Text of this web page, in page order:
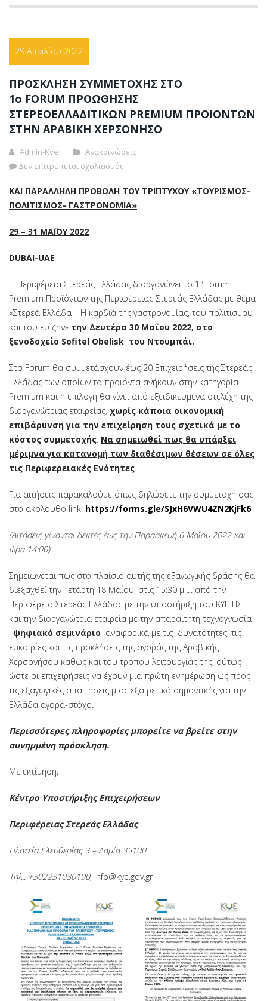
29 Απριλίου 2022
ΠΡΟΣΚΛΗΣΗ ΣΥΜΜΕΤΟΧΗΣ ΣΤΟ
1ο FORUM ΠΡΟΩΘΗΣΗΣ
ΣΤΕΡΕΟΕΛΛΑΔΙΤΙΚΩΝ PREMIUM ΠΡΟΙΟΝΤΩΝ
ΣΤΗΝ ΑΡΑΒΙΚΗ ΧΕΡΣΟΝΗΣΟ
Admin-Kye
Ανακοινώσεις
Δεν επιτρέπεται σχολιασμός
ΚΑΙ ΠΑΡΑΛΛΗΛΗ ΠΡΟΒΟΛΗ ΤΟΥ ΤΡΙΠΤΥΧΟΥ «ΤΟΥΡΙΣΜΟΣ-
ΠΟΛΙΤΙΣΜΟΣ- ΓΑΣΤΡΟΝΟΜΙΑ»
29 – 31 ΜΑΪΟΥ 2022
DUBAI-UAE
Η Περιφέρεια Στερεάς Ελλάδας διοργανώνει το 1 ο Forum
Premium Προϊόντων της Περιφέρειας Στερεάς Ελλάδας με θέμα
«Στερεά Ελλάδα – Η καρδιά της γαστρονομίας, του πολιτισμού
και του ευ ζην» την Δευτέρα 30 Μαΐου 2022, στο
ξενοδοχείο Sofitel Obelisk του Ντουμπάι.
Στο Forum θα συμμετάσχουν έως 20 Επιχειρήσεις της Στερεάς
Ελλάδας των οποίων τα προϊόντα ανήκουν στην κατηγορία
Premium και η επιλογή θα γίνει από εξειδικευμένα στελέχη της
διοργανώτριας εταιρείας, χωρίς κάποια οικονομική
επιβάρυνση για την επιχείρηση τους σχετικά με το
κόστος συμμετοχής. Να σημειωθεί πως θα υπάρξει
μέριμνα για κατανομή των διαθέσιμων θέσεων σε όλες
τις Περιφερειακές Ενότητες.
Για αιτήσεις παρακαλούμε όπως δηλώσετε την συμμετοχή σας
στο ακόλουθο link: https://forms.gle/SJxH6VWU4ZN2KjFk6
(Αιτήσεις γίνονται δεκτές έως την Παρασκευή 6 Μαΐου 2022 και
ώρα 14:00)
Σημειώνεται πως στο πλαίσιο αυτής της εξαγωγικής δράσης θα
διεξαχθεί την Τετάρτη 18 Μαΐου, στις 15:30 μ.μ. από την
Περιφέρεια Στερεάς Ελλάδας με την υποστήριξη του ΚΥΕ ΠΣΤΕ
και την διοργανώτρια εταιρεία με την απαραίτητη τεχνογνωσία
, ψηφιακό σεμινάριο αναφορικά με τις δυνατότητες, τις
ευκαιρίες και τις προκλήσεις της αγοράς της Αραβικής
Χερσονήσου καθώς και του τρόπου λειτουργίας της, ούτως
ώστε οι επιχειρήσεις να έχουν μια πρώτη ενημέρωση ως προς
τις εξαγωγικές απαιτήσεις μιας εξαιρετικά σημαντικής για την
Ελλάδα αγορά-στόχο.
Περισσότερες πληροφορίες μπορείτε να βρείτε στην
συνημμένη πρόσκληση.
Με εκτίμηση,
Κέντρο Υποστήριξης Επιχειρήσεων
Περιφέρειας Στερεάς Ελλάδας
Πλατεία Ελευθερίας 3 – Λαμία 35100
Τηλ.: +302231030190, info@kye.gov.gr